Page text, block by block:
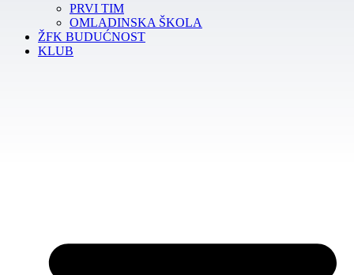
PRVI TIM
OMLADINSKA ŠKOLA
ŽFK BUDUĆNOST
KLUB